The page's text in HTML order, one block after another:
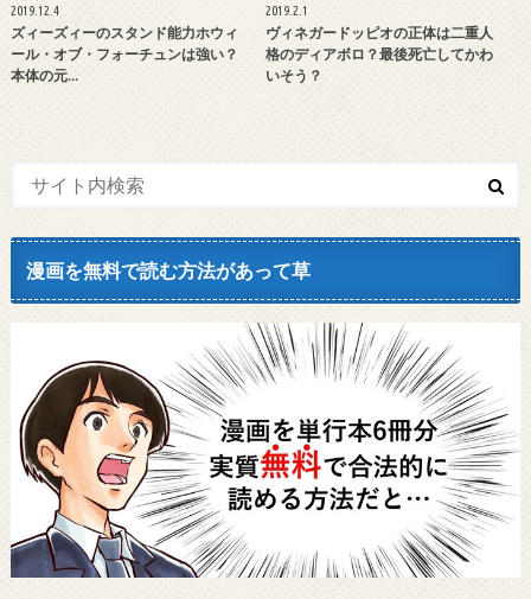
2019.12.4
ズィーズィーのスタンド能力ホウィ
ール・オブ・フォーチュンは強い？
本体の元…
2019.2.1
ヴィネガードッピオの正体は二重人
格のディアボロ？最後死亡してかわ
いそう？
漫画を無料で読む方法があって草